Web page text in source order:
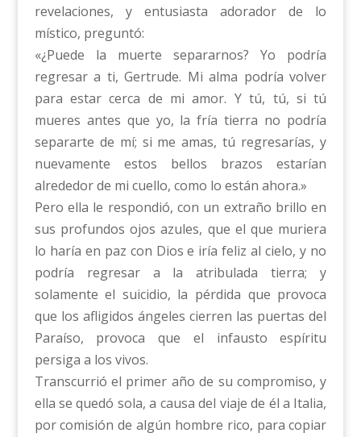
revelaciones, y entusiasta adorador de lo
místico, preguntó:
«¿Puede la muerte separarnos? Yo podría
regresar a ti, Gertrude. Mi alma podría volver
para estar cerca de mi amor. Y tú, tú, si tú
mueres antes que yo, la fría tierra no podría
separarte de mí; si me amas, tú regresarías, y
nuevamente estos bellos brazos estarían
alrededor de mi cuello, como lo están ahora.»
Pero ella le respondió, con un extraño brillo en
sus profundos ojos azules, que el que muriera
lo haría en paz con Dios e iría feliz al cielo, y no
podría regresar a la atribulada tierra; y
solamente el suicidio, la pérdida que provoca
que los afligidos ángeles cierren las puertas del
Paraíso, provoca que el infausto espíritu
persiga a los vivos.
Transcurrió el primer año de su compromiso, y
ella se quedó sola, a causa del viaje de él a Italia,
por comisión de algún hombre rico, para copiar